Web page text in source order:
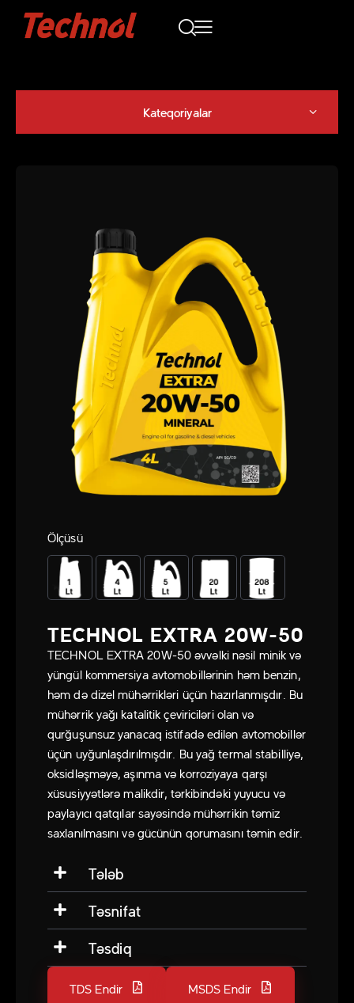
TECHNOL EXTRA 20W-50
TECHNOL EXTRA 20W-50 əvvəlki nəsil minik və
yüngül kommersiya avtomobillərinin həm benzin,
həm də dizel mühərrikləri üçün hazırlanmışdır. Bu
mühərrik yağı katalitik çeviriciləri olan və
qurğuşunsuz yanacaq istifadə edilən avtomobillər
üçün uyğunlaşdırılmışdır. Bu yağ termal stabilliyə,
oksidləşməyə, aşınma və korroziyaya qarşı
xüsusiyyətlərə malikdir, tərkibindəki yuyucu və
paylayıcı qatqılar sayəsində mühərrikin təmiz
saxlanılmasını və gücünün qorumasını təmin edir.
Tələb
Təsnifat
Təsdiq
TDS Endir MSDS Endir
Ölçüsü
Kateqoriyalar